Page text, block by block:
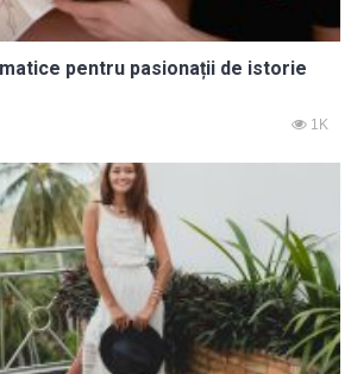
pentru pasionații de istorie
1K